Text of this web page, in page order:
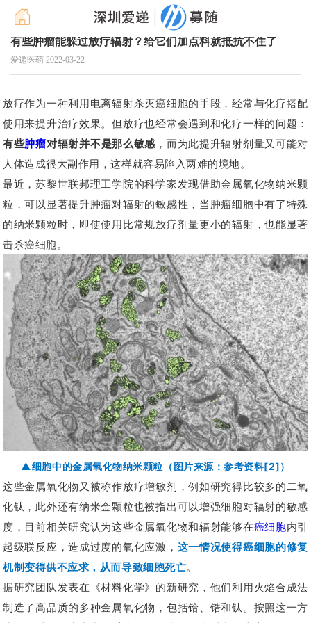
有些肿瘤能躲过放疗辐射？给它们加点料就抵抗不住了
爱递医药 2022-03-22
放疗作为一种利用电离辐射杀灭癌细胞的手段，经常与化疗搭配
使用来提升治疗效果。但放疗也经常会遇到和化疗一样的问题：
有些肿瘤对辐射并不是那么敏感 ，而为此提升辐射剂量又可能对
人体造成很大副作用，这样就容易陷入两难的境地。
最近，苏黎世联邦理工学院的科学家发现借助金属氧化物纳米颗
粒，可以显著提升肿瘤对辐射的敏感性，当肿瘤细胞中有了特殊
的纳米颗粒时，即使使用比常规放疗剂量更小的辐射，也能显著
击杀癌细胞。
▲细胞中的金属氧化物纳米颗粒 （图片来源：参考资料[2]）
这些金属氧化物又被称作放疗增敏剂，例如研究得比较多的二氧
化钛，此外还有纳米金颗粒也被指出可以增强细胞对辐射的敏感
度，目前相关研究认为这些金属氧化物和辐射能够在癌细胞内引
起级联反应，造成过度的氧化应激， 这一情况使得癌细胞的修复
机制变得供不应求，从而导致细胞死亡。
据研究团队发表在《材料化学》的新研究，他们利用火焰合成法
制造了高品质的多种金属氧化物，包括铪、锆和钛。按照这一方